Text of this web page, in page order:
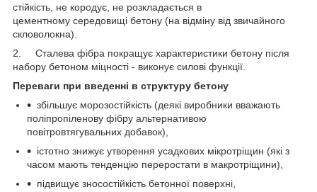
стійкість, не кородує, не розкладається в
цементному середовищі бетону (на відміну від звичайного
скловолокна).
2. Сталева фібра покращує характеристики бетону після
набору бетоном міцності - виконує силові функції.
Переваги при введенні в структуру бетону
збільшує морозостійкість (деякі виробники вважають
поліпропіленову фібру альтернативою
повітровтягувальних добавок),
істотно знижує утворення усадкових мікротріщин (які з
часом мають тенденцію переростати в макротріщини),
підвищує зносостійкість бетонної поверхні,